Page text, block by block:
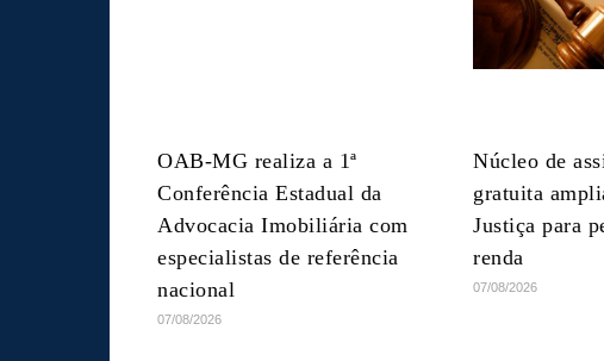
OAB-MG realiza a 1ª
Conferência Estadual da
Advocacia Imobiliária com
especialistas de referência
nacional
07/08/2026
Núcleo de
gratuita
Justiça para
renda
07/08/2026